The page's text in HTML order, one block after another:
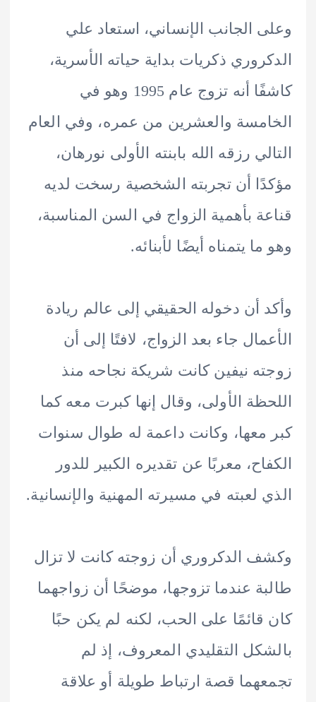
الجانب الإنساني، استعاد علي
ذكريات بداية حياته الأسرية،
كاشفًا أنه تزوج عام 1995 وهو في
والعشرين من عمره، وفي العام
رزقه الله بابنته الأولى نورهان،
أن تجربته الشخصية رسخت لديه
بأهمية الزواج في السن المناسبة،
يتمناه أيضًا لأبنائه.
أن دخوله الحقيقي إلى عالم ريادة
جاء بعد الزواج، لافتًا إلى أن
نيفين كانت شريكة نجاحه منذ
الأولى، وقال إنها كبرت معه كما
معها، وكانت داعمة له طوال سنوات
معربًا عن تقديره الكبير للدور
لعبته في مسيرته المهنية والإنسانية.
الدكروري أن زوجته كانت لا تزال
عندما تزوجها، موضحًا أن زواجهما
على الحب، لكنه لم يكن حبًا
التقليدي المعروف، إذ لم
قصة ارتباط طويلة أو علاقة